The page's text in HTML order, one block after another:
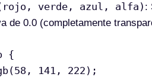
verde, azul, alfa) :
de 0.0 (completamente
{
141, 222);